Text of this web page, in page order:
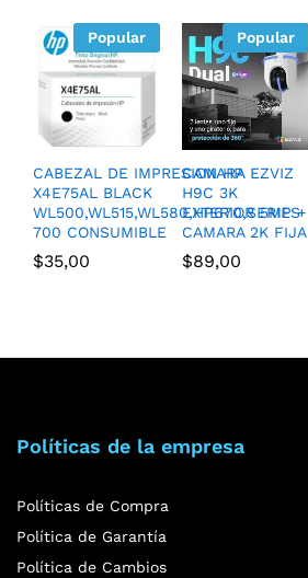
Popular
CABEZAL DE IMPRESION HP
X4E75AL BLACK
WL500,WL515,WL580,HP670,SERIES
700 CONSUMIBLE
$35,00
Popular
CAMARA EZVIZ
H9C 3K
EXTERIOR 5MP +
CAMARA 2K FIJA
$89,00
Políticas de la empresa
Políticas de Compra
Política de Garantía
Política de Cambios